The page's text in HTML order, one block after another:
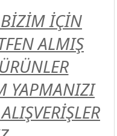
İÇİN
ALMIŞ
YAPMANIZI